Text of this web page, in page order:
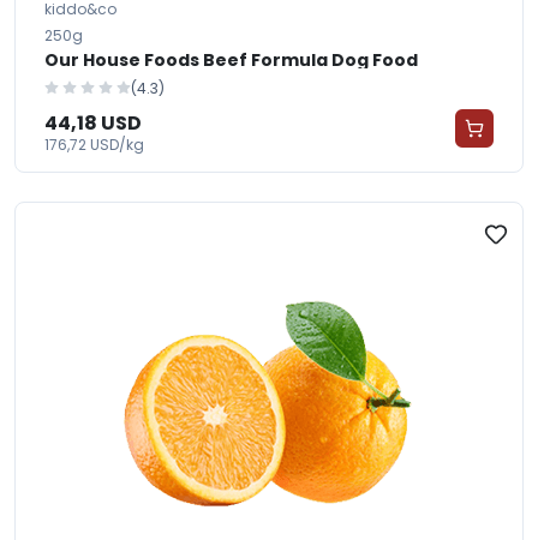
kiddo&co
250g
Our House Foods Beef Formula Dog Food
(4.3)
44,18 USD
176,72 USD/kg